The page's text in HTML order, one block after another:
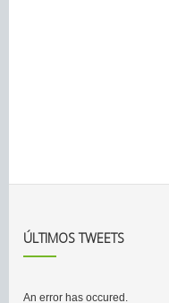
ÚLTIMOS TWEETS
An error has occured.